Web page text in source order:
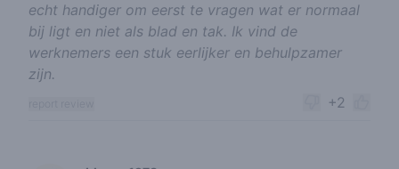
echt handiger om eerst te vragen wat er normaal
bij ligt en niet als blad en tak. Ik vind de
werknemers een stuk eerlijker en behulpzamer
zijn.
+2